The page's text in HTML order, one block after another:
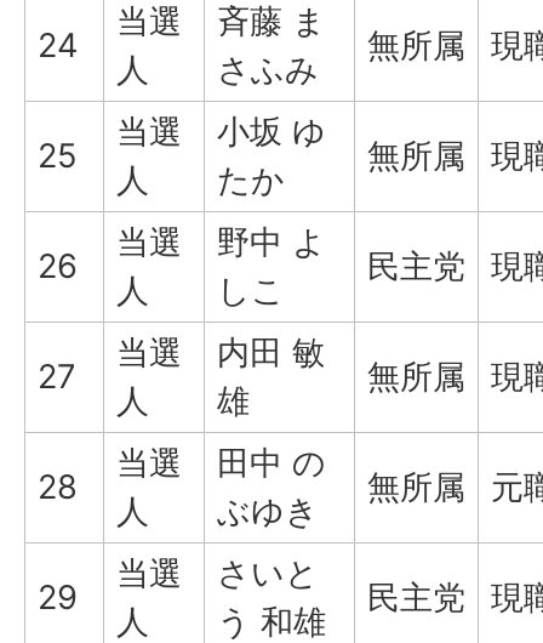
24
当選
人
斉藤 ま
さふみ
無所属 現
25
当選
人
小坂 ゆ
たか
無所属 現
26
当選
人
野中 よ
しこ
民主党 現
27
当選
人
内田 敏
雄
無所属 現
28
当選
人
田中 の
ぶゆき
無所属 元
29
当選
人
さいと
う 和雄
民主党 現